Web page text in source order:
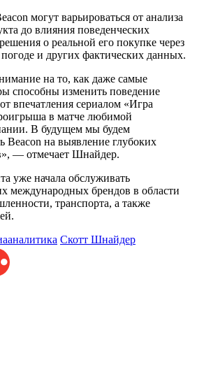
могут варьироваться от анализа
до влияния поведенческих
о реальной его покупке через
и других фактических данных.
на то, как даже самые
способны изменить поведение
впечатления сериалом «Игра
в матче любимой
В будущем мы будем
Beacon на выявление глубоких
— отмечает Шнайдер.
уже начала обслуживать
международных брендов в области
транспорта, а также
Скотт Шнайдер